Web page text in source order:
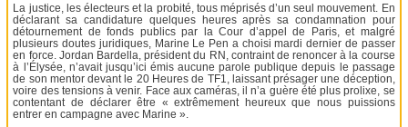
La justice, les électeurs et la probité, tous méprisés d’un seul mouvement. En
déclarant sa candidature quelques heures après sa condamnation pour
détournement de fonds publics par la Cour d’appel de Paris, et malgré
plusieurs doutes juridiques, Marine Le Pen a choisi mardi dernier de passer
en force. Jordan Bardella, président du RN, contraint de renoncer à la course
à l’Élysée, n’avait jusqu’ici émis aucune parole publique depuis le passage
de son mentor devant le 20 Heures de TF1, laissant présager une déception,
voire des tensions à venir. Face aux caméras, il n’a guère été plus prolixe, se
contentant de déclarer être « extrêmement heureux que nous puissions
entrer en campagne avec Marine ».